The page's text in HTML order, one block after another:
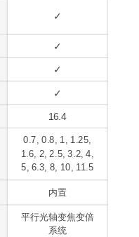
✓
✓
✓
✓
16.4
0.7, 0.8, 1, 1.25,
1.6, 2, 2.5, 3.2, 4,
5, 6.3, 8, 10, 11.5
内置
平行光轴变焦变倍
系统